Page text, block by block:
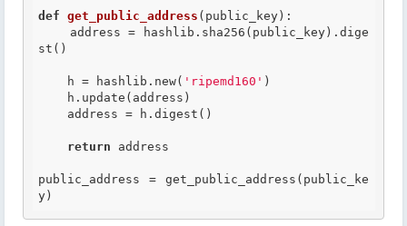
def get_public_address (public_key) :
st()
    h = hashlib.new(
'ripemd160' )
return address
public_address = get_public_address(public_ke